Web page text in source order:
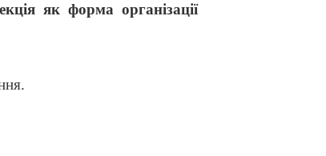
як форма організації